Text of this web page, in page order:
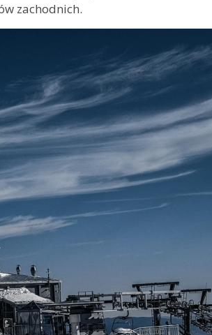
zachodnich.